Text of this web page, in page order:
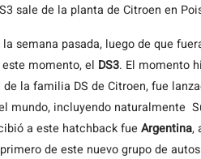
sale de la planta de Citroen en
semana pasada, luego de que
momento, el DS3. El momento
la familia DS de Citroen, fue
mundo, incluyendo naturalmente
a este hatchback fue Argentina,
de este nuevo grupo de